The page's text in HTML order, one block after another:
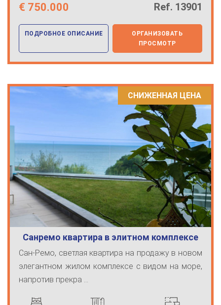
€ 750.000 Ref. 13901
ПОДРОБНОЕ ОПИСАНИЕ
ОРГАНИЗОВАТЬ
ПРОСМОТР
СНИЖЕННАЯ ЦЕНА
Санремо квартира в элитном комплексе
про…
Сан-Ремо, светлая квартира на продажу в новом
элегантном жилом комплексе с видом на море,
напротив прекра ...